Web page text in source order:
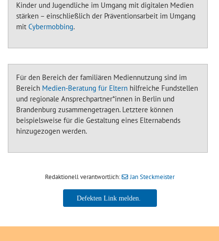
Kinder und Jugendliche im Umgang mit digitalen Medien
stärken – einschließlich der Präventionsarbeit im Umgang
mit Cybermobbing.
Für den Bereich der familiären Mediennutzung sind im
Bereich Medien-Beratung für Eltern hilfreiche Fundstellen
und regionale Ansprechpartner*innen in Berlin und
Brandenburg zusammengetragen. Letztere können
beispielsweise für die Gestaltung eines Elternabends
hinzugezogen werden.
Redaktionell verantwortlich: Jan Steckmeister
Jan Steckmeister